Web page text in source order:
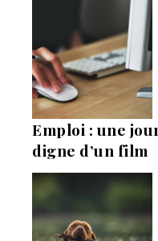
Emploi : une
digne d’un film